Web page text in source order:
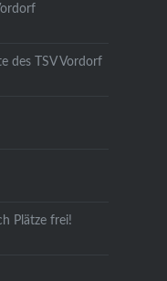
des TSV Vordorf
Plätze frei!